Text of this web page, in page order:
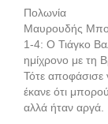
Πολωνία
Μαυρουδής
1-4: Ο Τιάγκο
ημίχρονο με τη
Τότε αποφάσισε
έκανε ότι
αλλά ήταν αργά.